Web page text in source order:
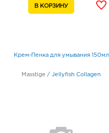
Крем-Пенка для умывания 150мл
Masstige / Jellyfish Collagen